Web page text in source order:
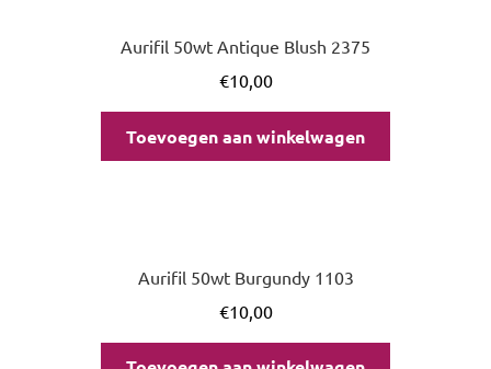
Aurifil 50wt Antique Blush 2375
€10,00
Toevoegen aan winkelwagen
Aurifil 50wt Burgundy 1103
€10,00